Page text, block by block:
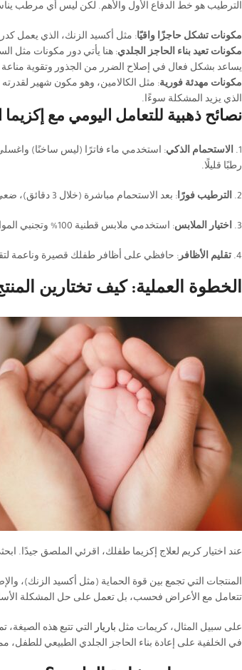
الترطيب هو خط الدفاع الأول والأهم. لكن ليس أي مرطب
مكونات تشكل حاجزًا واقيًا: مثل أكسيد الزنك، الذي يعمل
مكونات تعيد بناء الحاجز الجلدي: هنا يأتي دور مكونات مثل
يساعد بشكل فعال في إصلاح الضرر من الجذور وتقوية
مكونات مهدئة فورية: مثل الكالامين، وهو مكون شهير
الذي يزيد المشكلة سوءًا.
نصائح ذهبية للتعامل اليومي مع إكزيما
1. الاستحمام الذكي: استخدمي ماء فاترًا (ليس ساخنًا)
رطبًا قليلًا.
2. الترطيب فورًا: بعد الاستحمام مباشرة (خلال 3 دقائق)، ضعي الكريم المرطب على كامل الجسم لاحتباس الرطوبة.
3. اختيار الملابس: استخدمي ملابس قطنية 100% وتجنبي المواد الخشنة مثل الصوف مباشرة على الجلد.
4. تقليم الأظافر: حافظي على أظافر طفلك قصيرة وناعمة
الخطوة العملية: كيف تختارين
عند اختيار كريم لعلاج إكزيما طفلك، اقرئي الملصق
المنتجات التي تجمع بين قوة الحماية (مثل أكسيد الزنك)،
تتعامل مع الأعراض فحسب، بل تعمل على حل المشكلة
على سبيل المثال، كريمات مثل باريار التي تتبع هذه الصيغة،
في الخلفية على إعادة بناء الحاجز الجلدي الطبيعي للطفل،